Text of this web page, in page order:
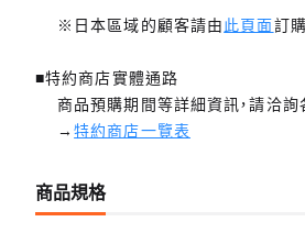
※日本區域的顧客請由此頁面訂
■特約商店實體通路
商品預購期間等詳細資訊，請洽詢
→特約商店一覽表
商品規格